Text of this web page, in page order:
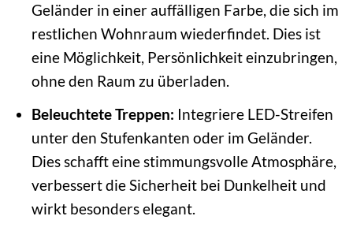
Geländer in einer auffälligen Farbe, die sich im
restlichen Wohnraum wiederfindet. Dies ist
eine Möglichkeit, Persönlichkeit einzubringen,
ohne den Raum zu überladen.
Beleuchtete Treppen: Integriere LED-Streifen
unter den Stufenkanten oder im Geländer.
Dies schafft eine stimmungsvolle Atmosphäre,
verbessert die Sicherheit bei Dunkelheit und
wirkt besonders elegant.